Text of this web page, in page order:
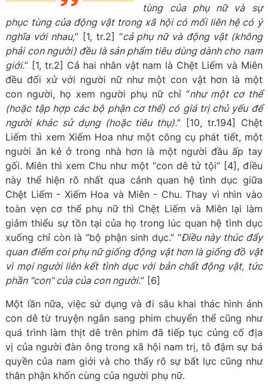
tùng của phụ nữ và sự
phục tùng của động vật trong xã hội có mối liên hệ có ý
nghĩa với nhau,” [1, tr.2] “cả phụ nữ và động vật (không
phải con người) đều là sản phẩm tiêu dùng dành cho nam
giới.” [1, tr.2] Cả hai nhân vật nam là Chệt Liếm và Miên
đều đối xử với người nữ như một con vật hơn là một
con người, họ xem người phụ nữ chỉ “như một cơ thể
(hoặc tập hợp các bộ phận cơ thể) có giá trị chủ yếu để
người khác sử dụng (hoặc tiêu thụ).” [10, tr.194] Chệt
Liếm thì xem Xiếm Hoa như một công cụ phát tiết, một
người ăn kẻ ở trong nhà hơn là một người đầu ấp tay
gối. Miên thì xem Chu như một “con dê tử tội” [4], điều
này thể hiện rõ nhất qua cảnh quan hệ tình dục giữa
Chệt Liếm - Xiếm Hoa và Miên - Chu. Thay vì nhìn vào
toàn vẹn cơ thể phụ nữ thì Chệt Liếm và Miên lại làm
giảm thiểu sự tồn tại của họ trong lúc quan hệ tình dục
xuống chỉ còn là “bộ phận sinh dục.” “Điều này thúc đẩy
quan điểm coi phụ nữ giống động vật hơn là giống đồ vật
vì mọi người liên kết tình dục với bản chất động vật, tức
phần “con” của của con người.” [6]
Một lần nữa, việc sử dụng và đi sâu khai thác hình ảnh
con dê từ truyện ngắn sang phim chuyển thể cũng như
quá trình làm thịt dê trên phim đã tiếp tục củng cố địa
vị của người đàn ông trong xã hội nam trị, tô đậm sự bá
quyền của nam giới và cho thấy rõ sự bất lực cũng như
thân phận khốn cùng của người phụ nữ.